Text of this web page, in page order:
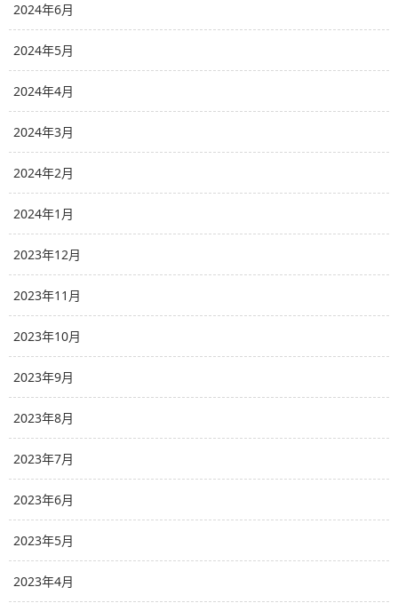
2024年6月
2024年5月
2024年4月
2024年3月
2024年2月
2024年1月
2023年12月
2023年11月
2023年10月
2023年9月
2023年8月
2023年7月
2023年6月
2023年5月
2023年4月